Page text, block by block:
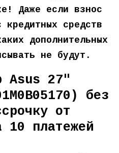
Даже если взнос
кредитных средств
дополнительных
не будут.
Asus 27″
без
от
10 платежей